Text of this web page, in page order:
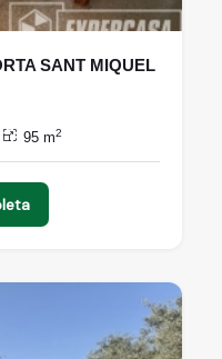
SANT MIQUEL
95 m2